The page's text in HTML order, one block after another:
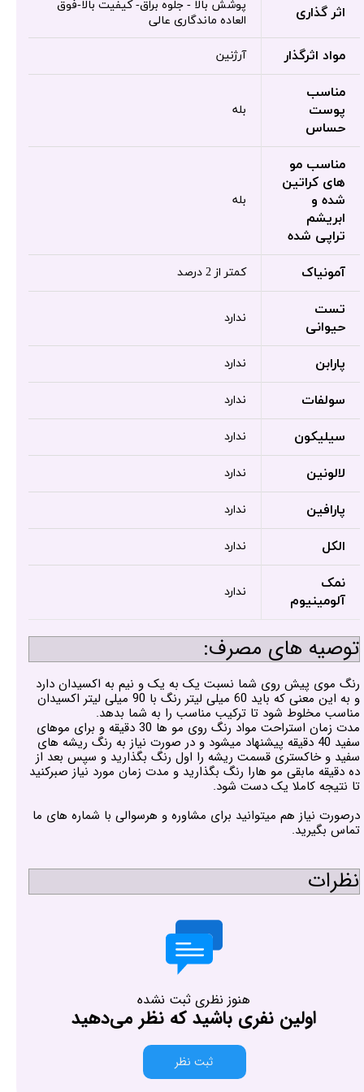
اثر گذاری
پوشش بالا - جلوه براق- کیفیت بالا-فوق
العاده ماندگاری عالی
مواد اثرگذار آرژنین
مناسب
پوست
حساس
بله
مناسب مو
های کراتین
شده و
ابریشم
تراپی شده
بله
آمونیاک کمتر از 2 درصد
تست
حیوانی
ندارد
پارابن ندارد
سولفات ندارد
سیلیکون ندارد
لالونین ندارد
پارافین ندارد
الکل ندارد
نمک
آلومینیوم
ندارد
توصیه های مصرف:
رنگ موی پیش روی شما نسبت یک به یک و نیم به اکسیدان دارد
و به این معنی که باید 60 میلی لیتر رنگ با 90 میلی لیتر اکسیدان
مناسب مخلوط شود تا ترکیب مناسب را به شما بدهد.
مدت زمان استراحت مواد رنگ روی مو ها 30 دقیقه و برای موهای
سفید 40 دقیقه پیشنهاد میشود و در صورت نیاز به رنگ ریشه های
سفید و خاکستری قسمت ریشه را اول رنگ بگذارید و سپس بعد از
ده دقیقه مابقی مو هارا رنگ بگذارید و مدت زمان مورد نیاز صبرکنید
تا نتیجه کاملا یک دست شود.
درصورت نیاز هم میتوانید برای مشاوره و هرسوالی با شماره های ما
تماس بگیرید.
نظرات
هنوز نظری ثبت نشده
اولین نفری باشید که نظر می‌دهید
ثبت نظر